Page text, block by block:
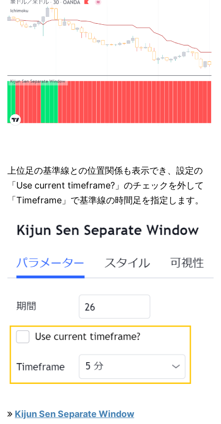
上位足の基準線との位置関係も表示でき、設定の
「Use current timeframe?」のチェックを外して
「Timeframe」で基準線の時間足を指定します。
Kijun Sen Separate Window